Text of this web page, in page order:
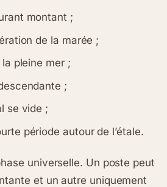
montant ;
de la marée ;
la pleine mer ;
;
se vide ;
période autour de l’étale.
universelle. Un poste peut
et un autre uniquement